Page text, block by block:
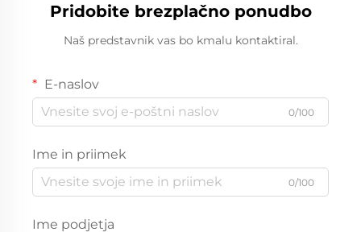
Pridobite brezplačno ponudbo
Naš predstavnik vas bo kmalu kontaktiral.
E-naslov
0/100
Ime in priimek
0/100
Ime podjetja